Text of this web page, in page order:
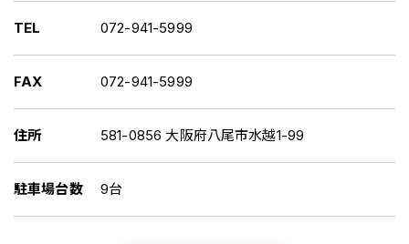
TEL 072-941-5999
FAX 072-941-5999
住所 581-0856 大阪府八尾市水越1-99
駐車場台数 9台